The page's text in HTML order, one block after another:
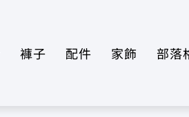
褲子 配件 家飾 部落